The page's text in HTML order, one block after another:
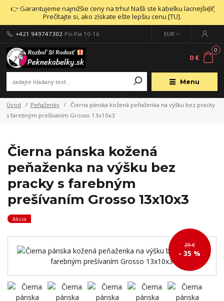
👉 Garantujeme najnižšie ceny na trhu! Našli ste kabelku lacnejšie?
Prečítajte si, ako získate ešte lepšiu cenu [TU].
Menu
EUR
+421 949747302 Po-Pia 10-16
0
0 €
Úvod Peňaženky
Čierna pánska kožená peňaženka na výšku bez pracky
s farebným prešívaním Grosso 13x10x3
Čierna pánska kožená
peňaženka na výšku bez
pracky s farebným
prešívaním Grosso 13x10x3
Akcia
29 €
- 35 %